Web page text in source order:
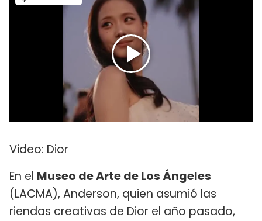
Video: Dior
En el Museo de Arte de Los Ángeles
(LACMA), Anderson, quien asumió las
riendas creativas de Dior el año pasado,